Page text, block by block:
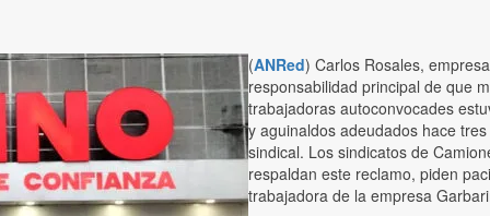
(ANRed) Carlos Rosales,
responsabilidad principal de que
trabajadoras autoconvocades
y aguinaldos adeudados hace
sindical. Los sindicatos de
respaldan este reclamo, piden
trabajadora de la empresa